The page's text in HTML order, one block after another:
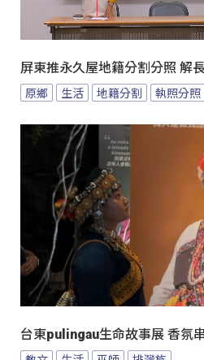
屏東推永久屋地籍分割分照 解
原鄉 生活 地籍分割 執照分照
台東pulingau生命故事展 香氛